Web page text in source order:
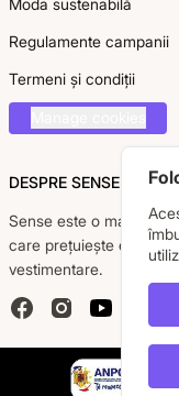
Regulamente campanii
Termeni și condiții
DESPRE SENSE
Sense este o marcă
care prețuiește
vestimentare.
FacebookInstagramYouTube